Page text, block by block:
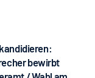
bewirbt